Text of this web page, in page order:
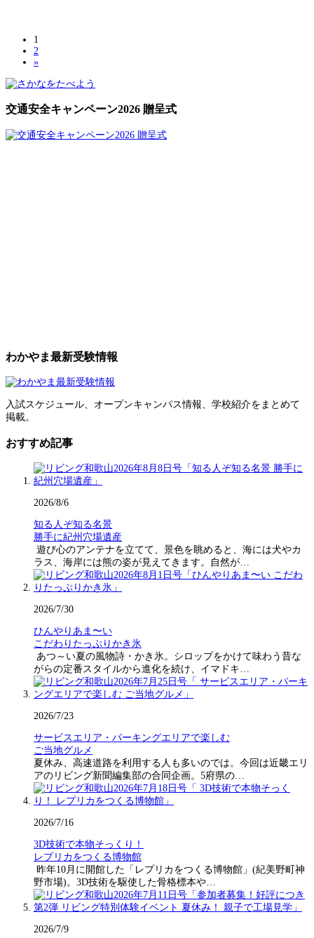
1
2
»
交通安全キャンペーン2026 贈呈式
わかやま最新受験情報
入試スケジュール、オープンキャンパス情報、学校紹介をまとめて
掲載。
おすすめ記事
2026/8/6
知る人ぞ知る名景
勝手に紀州穴場遺産
遊び心のアンテナを立てて、景色を眺めると、海には犬やカ
ラス、海岸には熊の姿が見えてきます。自然が…
2026/7/30
ひんやりあま〜い
こだわりたっぷりかき氷
あつ～い夏の風物詩・かき氷。シロップをかけて味わう昔な
がらの定番スタイルから進化を続け、イマドキ…
2026/7/23
サービスエリア・パーキングエリアで楽しむ
ご当地グルメ
夏休み、高速道路を利用する人も多いのでは。今回は近畿エリ
アのリビング新聞編集部の合同企画。5府県の…
2026/7/16
3D技術で本物そっくり！
レプリカをつくる博物館
昨年10月に開館した「レプリカをつくる博物館」(紀美野町神
野市場)。3D技術を駆使した骨格標本や…
2026/7/9